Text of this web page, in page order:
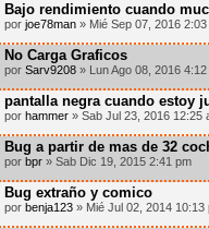
Bajo rendimiento cuando
por joe78man » Mié Sep 07, 2016 2:03
No Carga Graficos
por Sarv9208 » Lun Ago 08, 2016
pantalla negra cuando estoy
por hammer » Sab Jul 23, 2016 12:25
Bug a partir de mas de 32
por bpr » Sab Dic 19, 2015 2:41 pm
Bug extraño y comico
por benja123 » Mié Jul 02, 2014 10:13